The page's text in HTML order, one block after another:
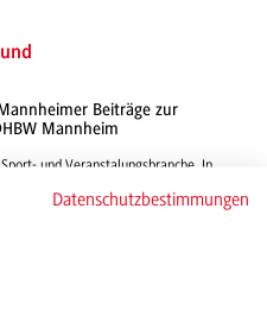
Beiträge zur
Mannheim
und Veranstalungsbranche. In
Prof. Dr. Schröer und Steffen
Datenschutzbestimmungen